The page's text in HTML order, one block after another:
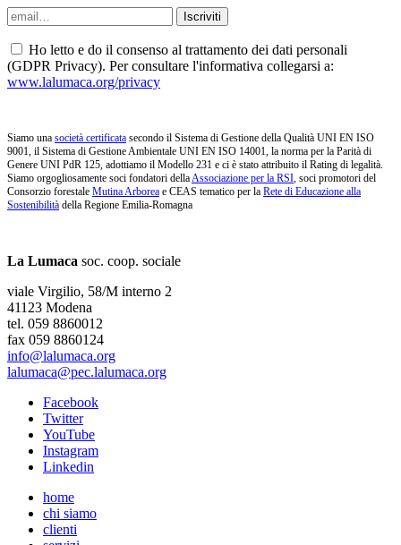
Ho letto e do il consenso al trattamento dei dati personali
(GDPR Privacy). Per consultare l'informativa collegarsi a:
www.lalumaca.org/privacy
Siamo una società certificata secondo il Sistema di Gestione della Qualità UNI EN ISO
9001, il Sistema di Gestione Ambientale UNI EN ISO 14001, la norma per la Parità di
Genere UNI PdR 125, adottiamo il Modello 231 e ci è stato attribuito il Rating di legalità.
Siamo orgogliosamente soci fondatori dellaAssociazione per la RSI, soci promotori del
Consorzio forestale Mutina Arborea e CEAS tematico per la Rete di Educazione alla
Sostenibilità della Regione Emilia-Romagna
La Lumaca soc. coop. sociale
viale Virgilio, 58/M interno 2
41123 Modena
tel. 059 8860012
fax 059 8860124
info@lalumaca.org
lalumaca@pec.lalumaca.org
Facebook
Twitter
YouTube
Instagram
Linkedin
home
chi siamo
clienti